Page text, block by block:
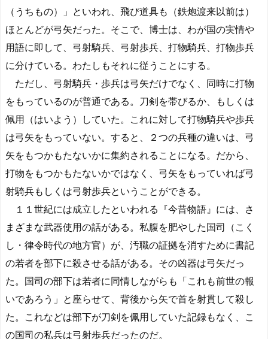
（うちもの）」といわれ、飛び道具も（鉄炮渡来以前は）
ほとんどが弓矢だった。そこで、博士は、わが国の実情や
用語に即して、弓射騎兵、弓射歩兵、打物騎兵、打物歩兵
に分けている。わたしもそれに従うことにする。
ただし、弓射騎兵・歩兵は弓矢だけでなく、同時に打物
をもっているのが普通である。刀剣を帯びるか、もしくは
佩用（はいよう）していた。これに対して打物騎兵や歩兵
は弓矢をもっていない。すると、２つの兵種の違いは、弓
矢をもつかもたないかに集約されることになる。だから、
打物をもつかもたないかではなく、弓矢をもっていれば弓
射騎兵もしくは弓射歩兵ということができる。
１１世紀には成立したといわれる『今昔物語』には、さ
まざまな武器使用の話がある。私腹を肥やした国司（こく
し・律令時代の地方官）が、汚職の証拠を消すために書記
の若者を部下に殺させる話がある。その凶器は弓矢だっ
た。国司の部下は若者に同情しながらも「これも前世の報
いであろう」と座らせて、背後から矢で首を射貫して殺し
た。これなどは部下が刀剣を佩用していた記録もなく、こ
の国司の私兵は弓射歩兵だったのだ。